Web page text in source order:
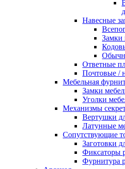
Навесные
Замки
Ответные
Почтовые /
Мебельная
Замки
Уголки
Механизмы
Вертушки
Латунные
Сопутствующие
Заготовки
Фиксаторы
Фурнитура